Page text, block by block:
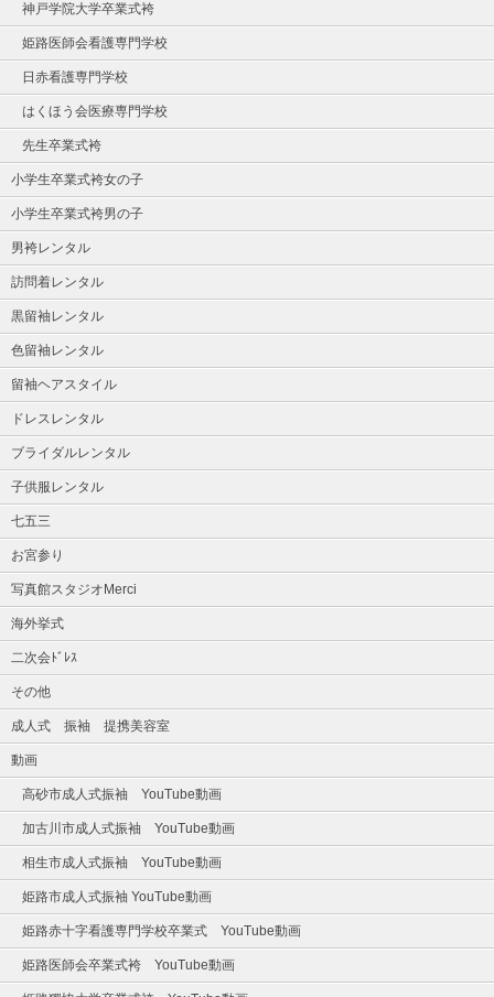
神戸学院大学卒業式袴
姫路医師会看護専門学校
日赤看護専門学校
はくほう会医療専門学校
先生卒業式袴
小学生卒業式袴女の子
小学生卒業式袴男の子
男袴レンタル
訪問着レンタル
黒留袖レンタル
色留袖レンタル
留袖ヘアスタイル
ドレスレンタル
ブライダルレンタル
子供服レンタル
七五三
お宮参り
写真館スタジオMerci
海外挙式
二次会ﾄﾞﾚｽ
その他
成人式 振袖 提携美容室
動画
高砂市成人式振袖 YouTube動画
加古川市成人式振袖 YouTube動画
相生市成人式振袖 YouTube動画
姫路市成人式振袖 YouTube動画
姫路赤十字看護専門学校卒業式 YouTube動画
姫路医師会卒業式袴 YouTube動画